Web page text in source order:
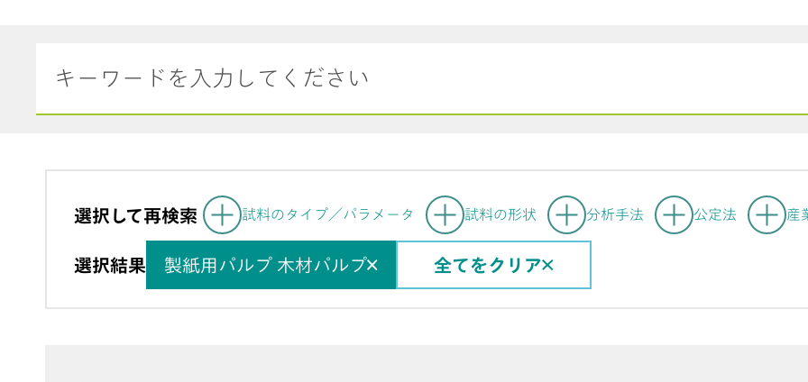
選択して再検索 試料のタイプ／パラメータ 試料の形状 分析手法 公定法 産
選択結果 製紙用パルプ 木材パルプ 全てをクリア